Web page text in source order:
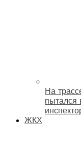
На
пытался
ЖКХ